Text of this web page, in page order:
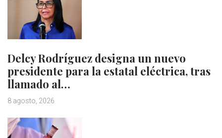
Delcy Rodríguez designa un nuevo
presidente para la estatal eléctrica, tras
llamado al…
8 agosto, 2026